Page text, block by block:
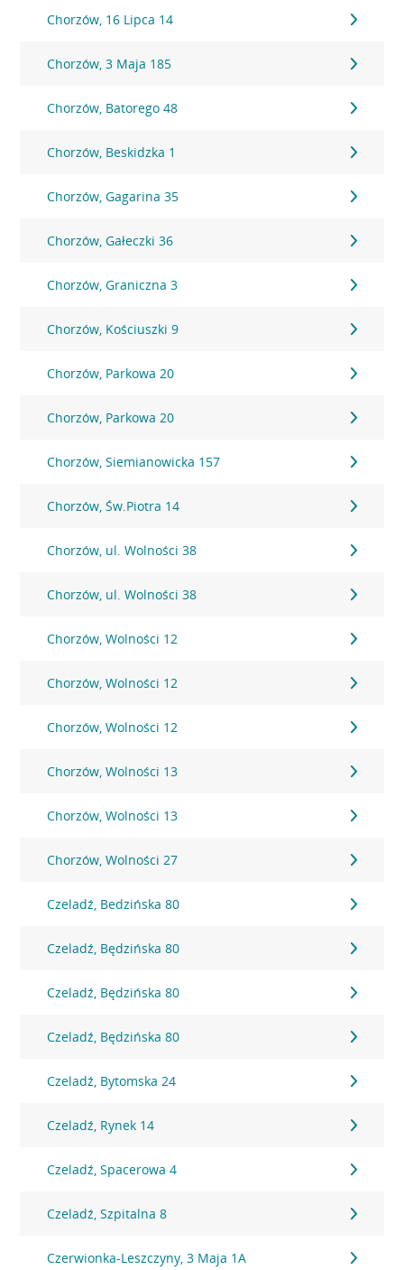
Chorzów, 16 Lipca 14
Chorzów, 3 Maja 185
Chorzów, Batorego 48
Chorzów, Beskidzka 1
Chorzów, Gagarina 35
Chorzów, Gałeczki 36
Chorzów, Graniczna 3
Chorzów, Kościuszki 9
Chorzów, Parkowa 20
Chorzów, Parkowa 20
Chorzów, Siemianowicka 157
Chorzów, Św.Piotra 14
Chorzów, ul. Wolności 38
Chorzów, ul. Wolności 38
Chorzów, Wolności 12
Chorzów, Wolności 12
Chorzów, Wolności 12
Chorzów, Wolności 13
Chorzów, Wolności 13
Chorzów, Wolności 27
Czeladź, Bedzińska 80
Czeladź, Będzińska 80
Czeladź, Będzińska 80
Czeladź, Będzińska 80
Czeladź, Bytomska 24
Czeladź, Rynek 14
Czeladź, Spacerowa 4
Czeladź, Szpitalna 8
Czerwionka-Leszczyny, 3 Maja 1A